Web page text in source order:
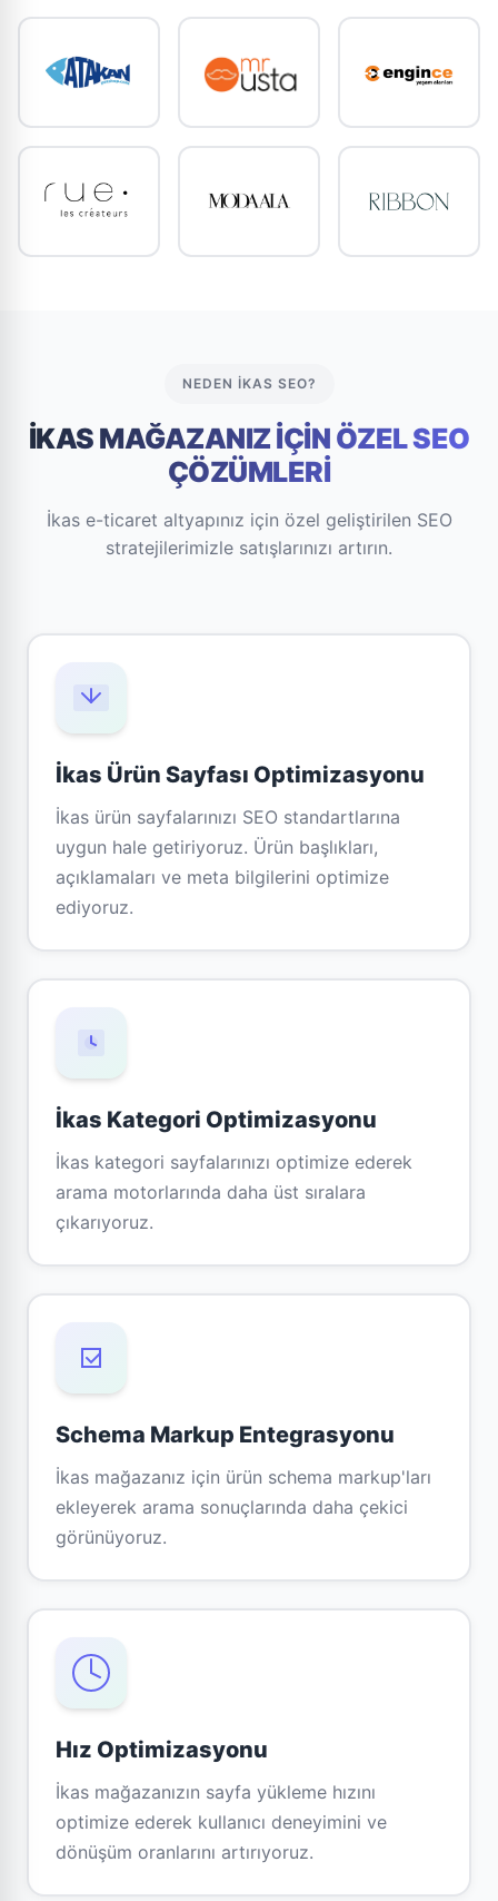
NEDEN İKAS SEO?
İKAS MAĞAZANIZ İÇIN ÖZEL SEO
ÇÖZÜMLERI
İkas e-ticaret altyapınız için özel geliştirilen SEO
stratejilerimizle satışlarınızı artırın.
İkas Ürün Sayfası Optimizasyonu
İkas ürün sayfalarınızı SEO standartlarına
uygun hale getiriyoruz. Ürün başlıkları,
açıklamaları ve meta bilgilerini optimize
ediyoruz.
İkas Kategori Optimizasyonu
İkas kategori sayfalarınızı optimize ederek
arama motorlarında daha üst sıralara
çıkarıyoruz.
Schema Markup Entegrasyonu
İkas mağazanız için ürün schema markup'ları
ekleyerek arama sonuçlarında daha çekici
görünüyoruz.
Hız Optimizasyonu
İkas mağazanızın sayfa yükleme hızını
optimize ederek kullanıcı deneyimini ve
dönüşüm oranlarını artırıyoruz.